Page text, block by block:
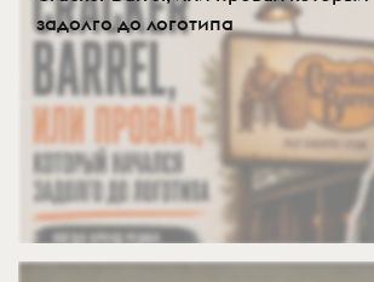
задолго до логотипа